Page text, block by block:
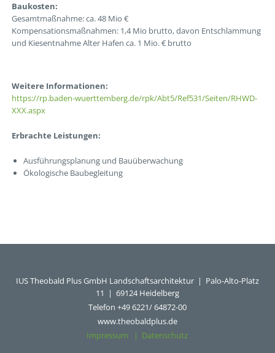
Baukosten:
Gesamtmaßnahme: ca. 48 Mio €
Kompensationsmaßnahmen: 1,4 Mio brutto, davon Entschlammung
und Kiesentnahme Alter Hafen ca. 1 Mio. € brutto
Weitere Informationen:
https://rp.baden-wuerttemberg.de/rpk/Abt5/Ref531/Seiten/RHWD-
XXX.aspx
Erbrachte Leistungen:
Ausführungsplanung und Bauüberwachung
Ökologische Baubegleitung
IUS Theobald Plus GmbH Landschaftsarchitektur | Palo-Alto-Platz
11 | 69124 Heidelberg
Telefon +49 6221/ 64872-00
www.theobaldplus.de
Impressum | Datenschutz